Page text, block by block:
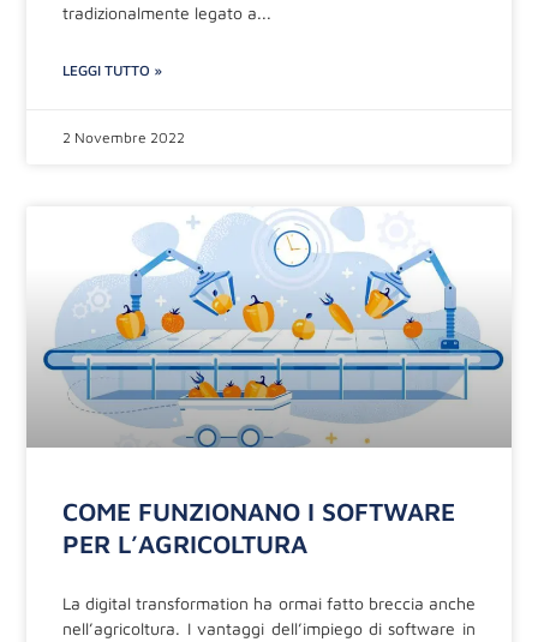
tradizionalmente legato a
LEGGI TUTTO »
2 Novembre 2022
COME FUNZIONANO I SOFTWARE
PER L’AGRICOLTURA
La digital transformation ha ormai fatto breccia anche
nell’agricoltura. I vantaggi dell’impiego di software in